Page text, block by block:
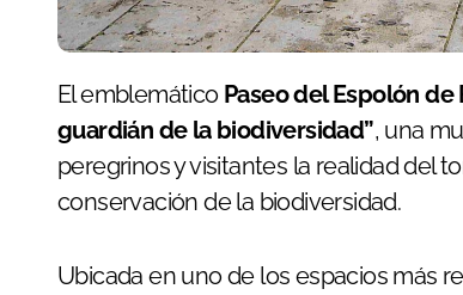
El emblemático Paseo del Espolón de
guardián de la biodiversidad”, una
peregrinos y visitantes la realidad del
conservación de la biodiversidad.
Ubicada en uno de los espacios más